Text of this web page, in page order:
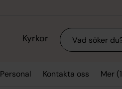
Kyrkor Sök
Personal Kontakta oss Mer